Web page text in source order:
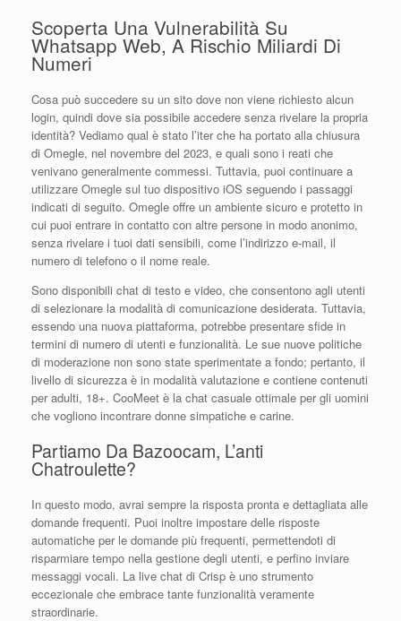
Scoperta Una Vulnerabilità Su
Whatsapp Web, A Rischio Miliardi Di
Numeri
Cosa può succedere su un sito dove non viene richiesto alcun
login, quindi dove sia possibile accedere senza rivelare la propria
identità? Vediamo qual è stato l’iter che ha portato alla chiusura
di Omegle, nel novembre del 2023, e quali sono i reati che
venivano generalmente commessi. Tuttavia, puoi continuare a
utilizzare Omegle sul tuo dispositivo iOS seguendo i passaggi
indicati di seguito. Omegle offre un ambiente sicuro e protetto in
cui puoi entrare in contatto con altre persone in modo anonimo,
senza rivelare i tuoi dati sensibili, come l’indirizzo e-mail, il
numero di telefono o il nome reale.
Sono disponibili chat di testo e video, che consentono agli utenti
di selezionare la modalità di comunicazione desiderata. Tuttavia,
essendo una nuova piattaforma, potrebbe presentare sfide in
termini di numero di utenti e funzionalità. Le sue nuove politiche
di moderazione non sono state sperimentate a fondo; pertanto, il
livello di sicurezza è in modalità valutazione e contiene contenuti
per adulti, 18+. CooMeet è la chat casuale ottimale per gli uomini
che vogliono incontrare donne simpatiche e carine.
Partiamo Da Bazoocam, L’anti
Chatroulette?
In questo modo, avrai sempre la risposta pronta e dettagliata alle
domande frequenti. Puoi inoltre impostare delle risposte
automatiche per le domande più frequenti, permettendoti di
risparmiare tempo nella gestione degli utenti, e perfino inviare
messaggi vocali. La live chat di Crisp è uno strumento
eccezionale che embrace tante funzionalità veramente
straordinarie.